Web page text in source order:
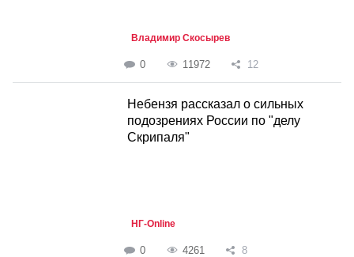
Владимир Скосырев
0 11972 12
Небензя рассказал о сильных
подозрениях России по "делу
Скрипаля"
НГ-Online
0 4261 8